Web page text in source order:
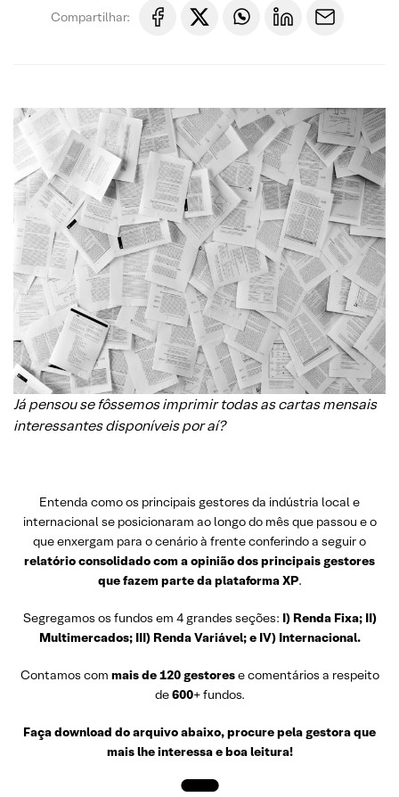
Compartilhar:
Já pensou se fôssemos imprimir todas as cartas mensais
interessantes disponíveis por aí?
Entenda como os principais gestores da indústria local e
internacional se posicionaram ao longo do mês que passou e o
que enxergam para o cenário à frente conferindo a seguir o
relatório consolidado com a opinião dos principais gestores
que fazem parte da plataforma XP.
Segregamos os fundos em 4 grandes seções: I) Renda Fixa; II)
Multimercados; III) Renda Variável; e IV) Internacional.
Contamos com mais de 120 gestorese comentários a respeito
de600+ fundos.
Faça download do arquivo abaixo, procure pela gestora que
mais lhe interessa e boa leitura!